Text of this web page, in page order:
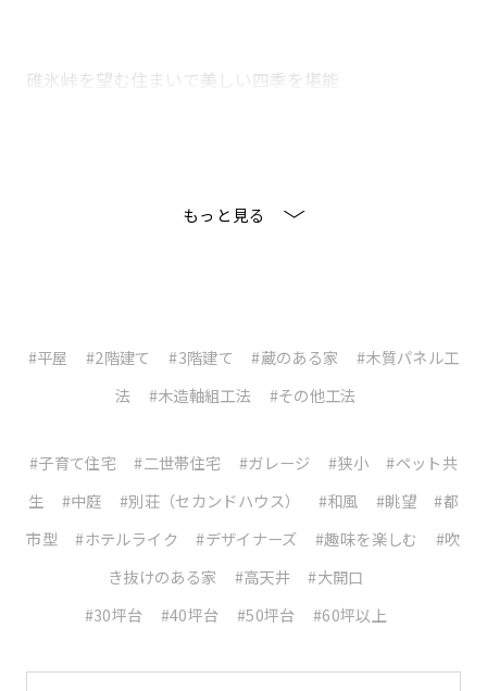
碓氷峠を望む住まいで美しい四季を堪能
平屋 2階建て 3階建て 蔵のある家
木質パネル工
法
木造軸組工法 その他工法
子育て住宅 二世帯住宅 ガレージ 狭小
ペット共
生
中庭 別荘（セカンドハウス） 和風 眺望
都
市型
ホテルライク デザイナーズ 趣味を楽しむ
吹
き抜けのある家
高天井
大開口
30坪台
40坪台 50坪台 60坪以上